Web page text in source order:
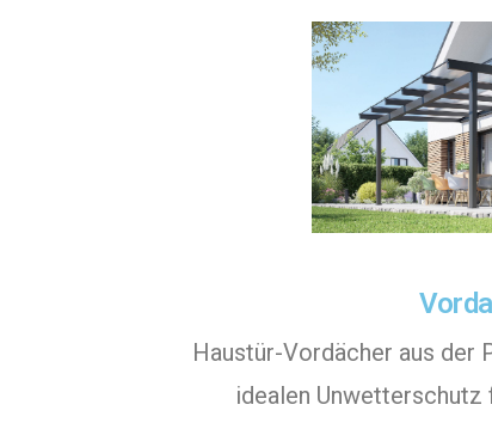
Haustür-Vordächer aus der
idealen Unwetterschutz